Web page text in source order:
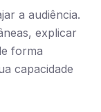
a audiência.
explicar
forma
capacidade